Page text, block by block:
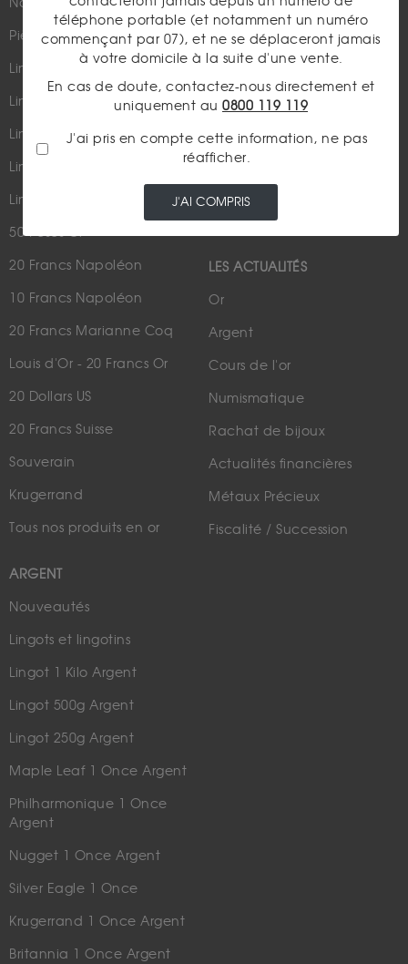
Nouveautés
Pièces d'or d'investissement
Lingots et lingotins
Lingot 1Kg Or
Lingot 100g Or
Lingotin 1 Once Or
Lingotin 1g Or
50 Pesos Or
20 Francs Napoléon
10 Francs Napoléon
20 Francs Marianne Coq
Louis d'Or - 20 Francs Or
20 Dollars US
20 Francs Suisse
Souverain
Krugerrand
Tous nos produits en or
ARGENT
Nouveautés
Lingots et lingotins
Lingot 1 Kilo Argent
Lingot 500g Argent
Lingot 250g Argent
Maple Leaf 1 Once Argent
Philharmonique 1 Once
Argent
Nugget 1 Once Argent
Silver Eagle 1 Once
Krugerrand 1 Once Argent
Britannia 1 Once Argent
Suivez-nous
Qui sommes-nous ?
Plan du site
Nous contacter
LES ACTUALITÉS
Or
Argent
Cours de l'or
Numismatique
Rachat de bijoux
Actualités financières
Métaux Précieux
Fiscalité / Succession
téléphone portable (et notamment un numéro
commençant par 07), et ne se déplaceront jamais
à votre domicile à la suite d'une vente.
En cas de doute, contactez-nous directement et
uniquement au 0800 119 119
J'ai pris en compte cette information, ne pas
réafficher.
J'AI COMPRIS